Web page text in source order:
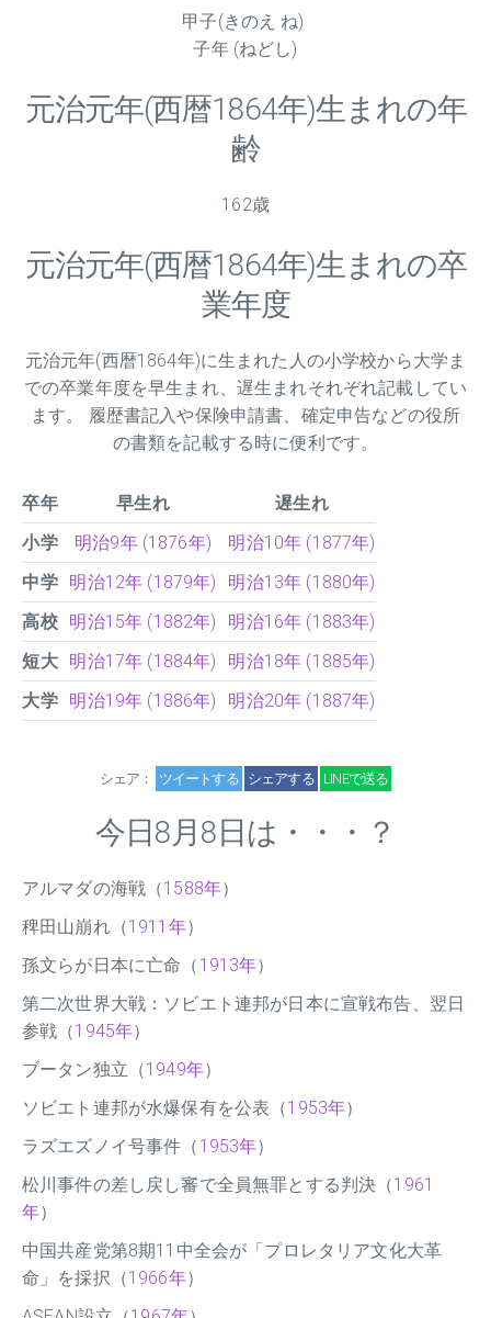
甲子(きのえ ね)
子年 (ねどし)
元治元年(西暦1864年)生まれの年
齢
162歳
元治元年(西暦1864年)生まれの卒
業年度
元治元年(西暦1864年)に生まれた人の小学校から大学ま
での卒業年度を早生まれ、遅生まれそれぞれ記載してい
ます。 履歴書記入や保険申請書、確定申告などの役所
の書類を記載する時に便利です。
卒年 早生れ
遅生れ
小学
明治9年 (1876年)
明治10年 (1877年)
中学 明治12年 (1879年)
明治13年 (1880年)
高校 明治15年 (1882年)
明治16年 (1883年)
短大 明治17年 (1884年)
明治18年 (1885年)
大学 明治19年 (1886年) 明治20年 (1887年)
シェア： ツイートする シェアする LINEで送る
今日8月8日は・・・？
アルマダの海戦（1588年）
稗田山崩れ（1911年）
孫文らが日本に亡命（ 1913年）
第二次世界大戦：ソビエト連邦が日本に宣戦布告、翌日
参戦（1945年）
ブータン独立（1949年）
ソビエト連邦が水爆保有を公表（1953年）
ラズエズノイ号事件（ 1953年）
松川事件の差し戻し審で全員無罪とする判決（1961
年）
中国共産党第8期11中全会が「プロレタリア文化大革
命」を採択（1966年）